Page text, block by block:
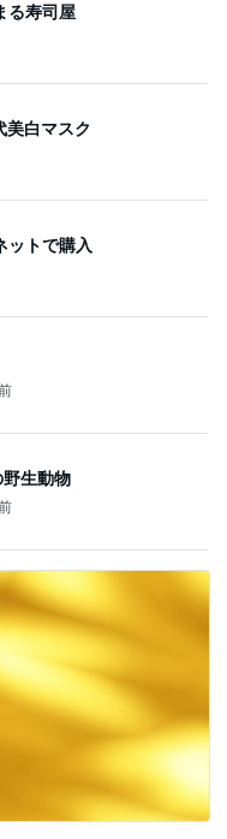
る寿司屋
美白マスク
ットで購入
生動物